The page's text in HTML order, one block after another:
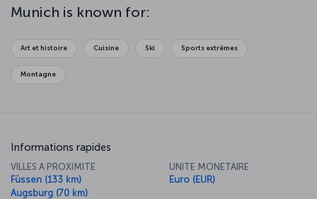
boasting qualities from a whole range of architectural movements.
Take a break in one of the restaurants or cafés overlooking
scale the Olympiaturm Tower and enjoy a meal from 182 meters up
Munich is known for:
Art et histoire Cuisine Ski Sports extrêmes
Montagne
Informations rapides
VILLES A PROXIMITE
Füssen (133 km)
Augsburg (70 km)
UNITE MONETAIRE
Euro (EUR)